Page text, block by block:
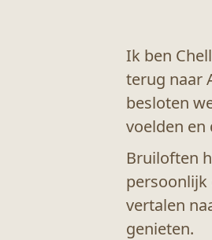
Ik ben
terug naar
besloten
voelden en
Bruiloften
persoonlijk
vertalen
genieten.